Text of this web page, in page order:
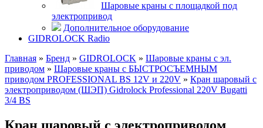
Шаровые краны с площадкой под
электропривод
Дополнительное оборудование
GIDROLOCK Radio
Главная » Бренд » GIDROLOCK » Шаровые краны с эл.
приводом » Шаровые краны с БЫСТРОСЪЕМНЫМ
приводом PROFESSIONAL BS 12V и 220V » Кран шаровый с
электроприводом (ШЭП) Gidrolock Professional 220V Bugatti
3/4 BS